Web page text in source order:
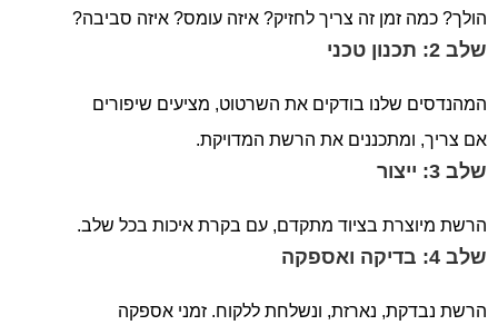
הולך? כמה זמן זה צריך לחזיק? איזה עומס? איזה סביבה?
שלב 2: תכנון טכני
המהנדסים שלנו בודקים את השרטוט, מציעים שיפורים
אם צריך, ומתכננים את הרשת המדויקת.
שלב 3: ייצור
הרשת מיוצרת בציוד מתקדם, עם בקרת איכות בכל שלב.
שלב 4: בדיקה ואספקה
הרשת נבדקת, נארזת, ונשלחת ללקוח. זמני אספקה